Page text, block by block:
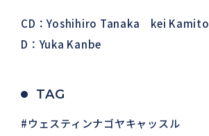
CD：Yoshihiro Tanaka kei Kamito
D：Yuka Kanbe
TAG
ウェスティンナゴヤキャッスル